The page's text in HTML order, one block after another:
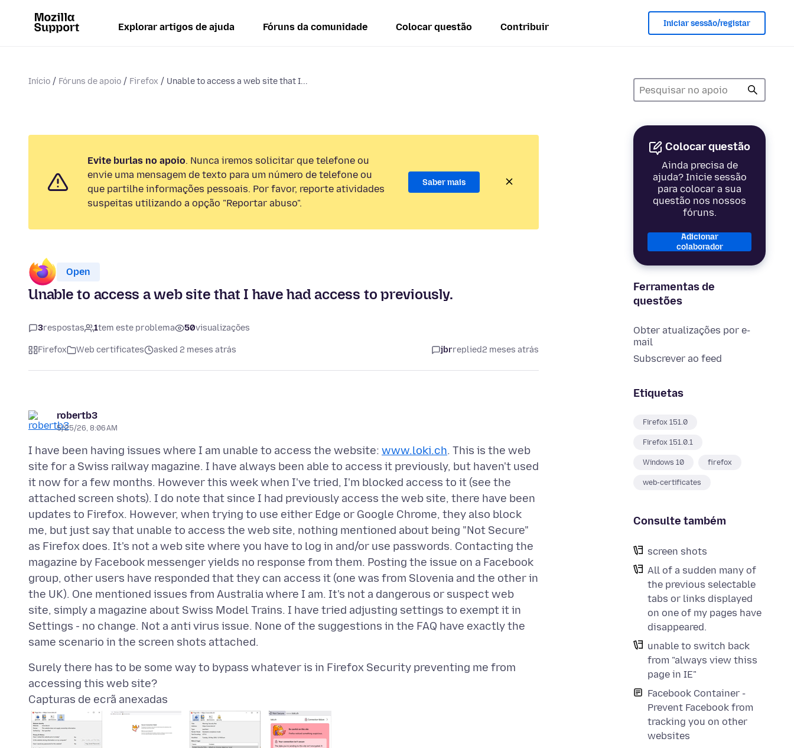
Explorar artigos de ajuda Fóruns da comunidade Colocar questão Contribuir Iniciar sessão/registar
Início Fóruns de apoio Firefox Unable to access a web site that I...
Colocar questão
Ainda precisa de
ajuda? Inicie sessão
para colocar a sua
questão nos nossos
fóruns.
Adicionar
colaborador
Ferramentas de
questões
Obter atualizações por e-
mail
Subscrever ao feed
Etiquetas
Firefox 151.0
Firefox 151.0.1
Windows 10 firefox
web-certificates
Consulte também
screen shots
All of a sudden many of
the previous selectable
tabs or links displayed
on one of my pages have
disappeared.
unable to switch back
from "always view thiss
page in IE"
Facebook Container -
Prevent Facebook from
tracking you on other
websites
Evite burlas no apoio. Nunca iremos solicitar que telefone ou
envie uma mensagem de texto para um número de telefone ou
que partilhe informações pessoais. Por favor, reporte atividades
suspeitas utilizando a opção "Reportar abuso".
Saber mais
Open
Unable to access a web site that I have had access to previously.
3respostas 1tem este problema 50visualizações
Firefox Web certificates asked 2 meses atrás jbrreplied2 meses atrás
robertb3
5/25/26, 8:06 AM
I have been having issues where I am unable to access the website: www.loki.ch. This is the web
site for a Swiss railway magazine. I have always been able to access it previously, but haven't used
it now for a few months. However this week when I've tried, I'm blocked access to it (see the
attached screen shots). I do note that since I had previously access the web site, there have been
updates to Firefox. However, when trying to use either Edge or Google Chrome, they also block
me, but just say that unable to access the web site, nothing mentioned about being "Not Secure"
as Firefox does. It's not a web site where you have to log in and/or use passwords. Contacting the
magazine by Facebook messenger yields no response from them. Posting the issue on a Facebook
group, other users have responded that they can access it (one was from Slovenia and the other in
the UK). One mentioned issues from Australia where I am. It's not a dangerous or suspect web
site, simply a magazine about Swiss Model Trains. I have tried adjusting settings to exempt it in
Settings - no change. Not a anti virus issue. None of the suggestions in the FAQ have exactly the
Surely there has to be some way to bypass whatever is in Firefox Security preventing me from
Capturas de ecrã anexadas